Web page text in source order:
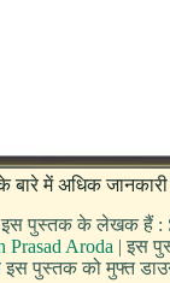
बारे में अधिक जानकारी
इस पुस्तक के लेखक हैं :
Prasad Aroda | इस
पुस्तक को मुफ्त